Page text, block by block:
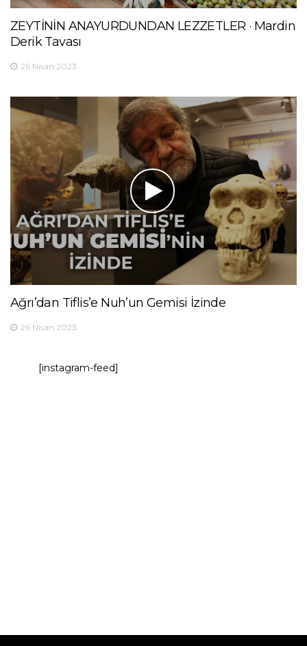
ZEYTİNİN ANAYURDUNDAN LEZZETLER · Mardin
Derik Tavası
26 Nisan 2023
Ağrı’dan Tiflis’e Nuh’un Gemisi İzinde
26 Nisan 2023
[instagram-feed]